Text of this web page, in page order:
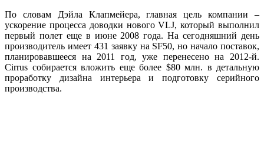
По словам Дэйла Клапмейера, главная цель компании –
ускорение процесса доводки нового VLJ, который выполнил
первый полет еще в июне 2008 года. На сегодняшний день
производитель имеет 431 заявку на SF50, но начало поставок,
планировавшееся на 2011 год, уже перенесено на 2012-й.
Cirrus собирается вложить еще более $80 млн. в детальную
проработку дизайна интерьера и подготовку серийного
производства.